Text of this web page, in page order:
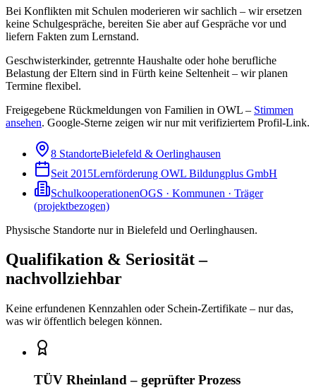
Bei Konflikten mit Schulen moderieren wir sachlich – wir ersetzen
keine Schulgespräche, bereiten Sie aber auf Gespräche vor und
liefern Fakten zum Lernstand.
Geschwisterkinder, getrennte Haushalte oder hohe berufliche
Belastung der Eltern sind in Fürth keine Seltenheit – wir planen
Termine flexibel.
Freigegebene Rückmeldungen von Familien in OWL – Stimmen
ansehen. Google-Sterne zeigen wir nur mit verifiziertem Profil-Link.
8 StandorteBielefeld & Oerlinghausen
Seit 2015Lernförderung OWL Bildungplus GmbH
SchulkooperationenOGS · Kommunen · Träger
(projektbezogen)
Physische Standorte nur in Bielefeld und Oerlinghausen.
Qualifikation & Seriosität –
nachvollziehbar
Keine erfundenen Kennzahlen oder Schein-Zertifikate – nur das,
was wir öffentlich belegen können.
TÜV Rheinland – geprüfter Prozess